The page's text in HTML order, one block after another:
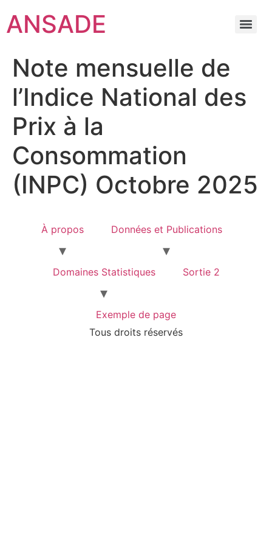
ANSADE
Note mensuelle de
l’Indice National des
Prix à la
Consommation
(INPC) Octobre 2025
À propos Données et Publications
Domaines Statistiques Sortie 2
Exemple de page
Tous droits réservés